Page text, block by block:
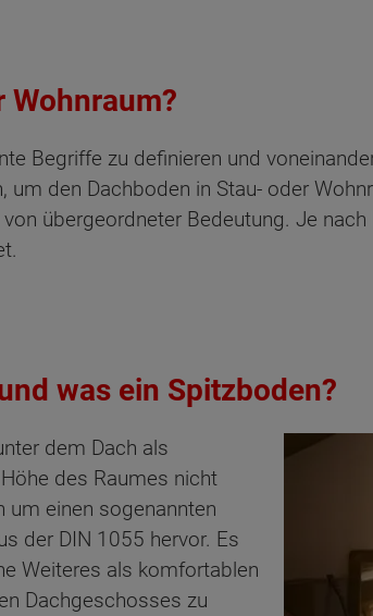
Wohnraum?
Begriffe zu definieren und
um den Dachboden in Stau- oder
von übergeordneter Bedeutung. Je
was ein Spitzboden?
dem Dach als
des Raumes nicht
um einen sogenannten
der DIN 1055 hervor. Es
Weiteres als komfortablen
Dachgeschosses zu
Sie suchen?